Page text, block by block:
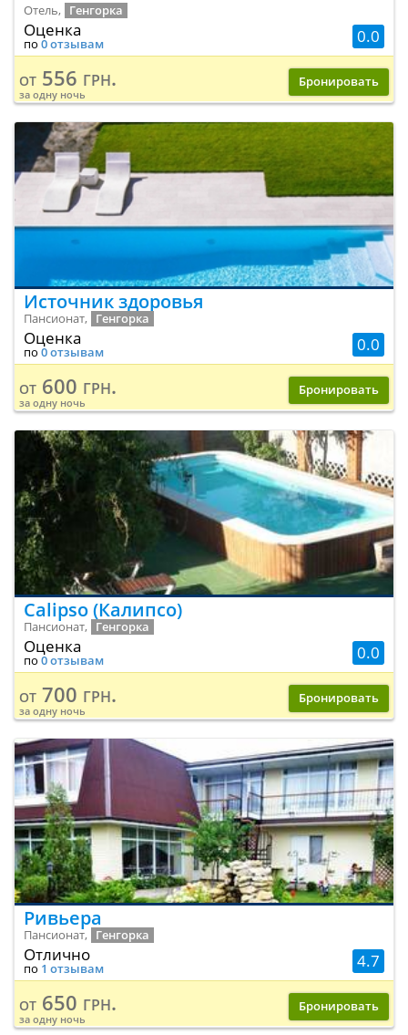
Отель, Генгорка
0.0
Оценка
по 0 отзывам
от 556 грн.
за одну ночь
Бронировать
Источник здоровья
Пансионат, Генгорка
0.0
Оценка
по 0 отзывам
от 600 грн.
за одну ночь
Бронировать
Calipso (Калипсо)
Пансионат, Генгорка
0.0
Оценка
по 0 отзывам
от 700 грн.
за одну ночь
Бронировать
Ривьера
Пансионат, Генгорка
4.7
Отлично
по 1 отзывам
от 650 грн.
за одну ночь
Бронировать